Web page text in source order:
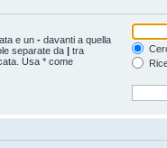
e un - davanti a quella
separate da | tra
Usa * come